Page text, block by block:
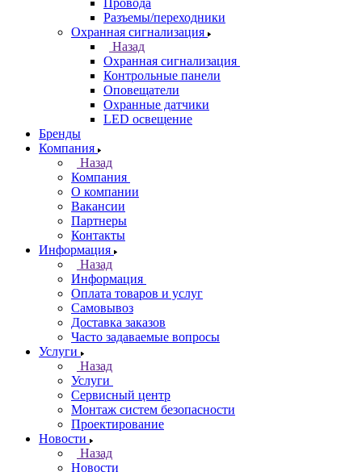
Провода
Разъемы/переходники
Охранная сигнализация
Назад
Охранная сигнализация
Контрольные панели
Оповещатели
Охранные датчики
LED освещение
Бренды
Компания
Назад
Компания
О компании
Вакансии
Партнеры
Контакты
Информация
Назад
Информация
Оплата товаров и услуг
Самовывоз
Доставка заказов
Часто задаваемые вопросы
Услуги
Назад
Услуги
Сервисный центр
Монтаж систем безопасности
Проектирование
Новости
Назад
Новости